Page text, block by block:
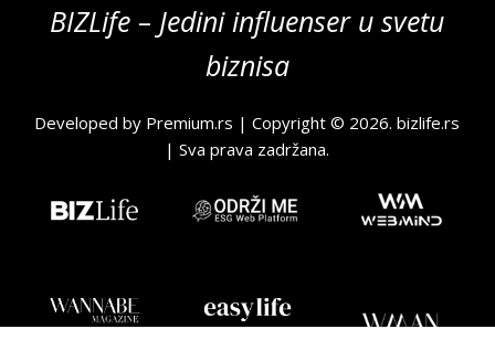
BIZLife – Jedini influenser u svetu
biznisa
Developed by Premium.rs | Copyright © 2026.bizlife.rs
| Sva prava zadržana.